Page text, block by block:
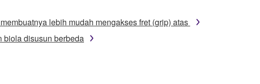
lebih mudah mengakses fret (grip) atas
biola disusun berbeda